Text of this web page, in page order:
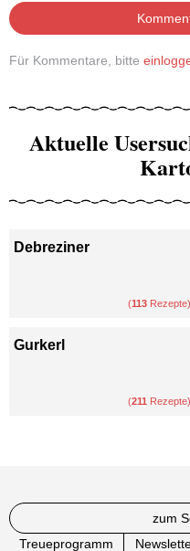
Für Kommentare, bitte
Aktuelle
Debreziner
(113 Rezepte)
Gurkerl
(211 Rezepte)
zum
Treueprogramm